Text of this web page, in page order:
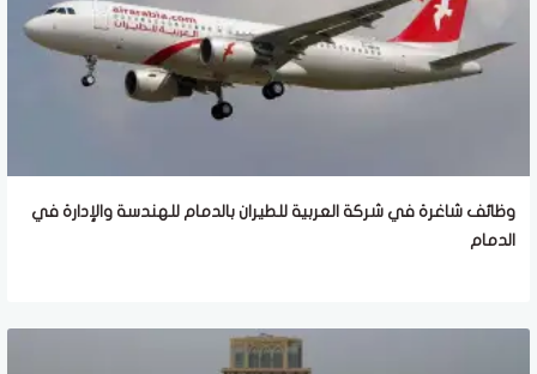
وظائف شاغرة في شركة العربية للطيران بالدمام للهندسة والإدارة في
الدمام